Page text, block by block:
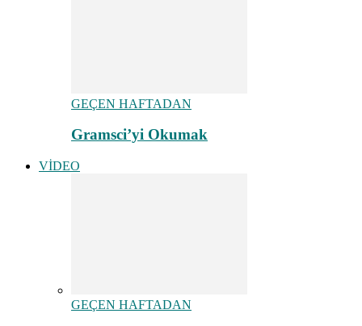
GEÇEN HAFTADAN
Gramsci’yi Okumak
VİDEO
GEÇEN HAFTADAN